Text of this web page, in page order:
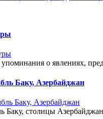
о явлениях,
Баку, Азербайджан
Баку, столицы